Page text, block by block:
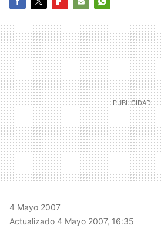
MAIL
4 Mayo 2007
Actualizado 4 Mayo 2007, 16:35